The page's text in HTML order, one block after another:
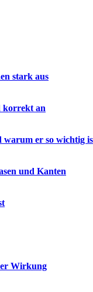
stark aus
korrekt an
warum er so wichtig
und Kanten
Wirkung